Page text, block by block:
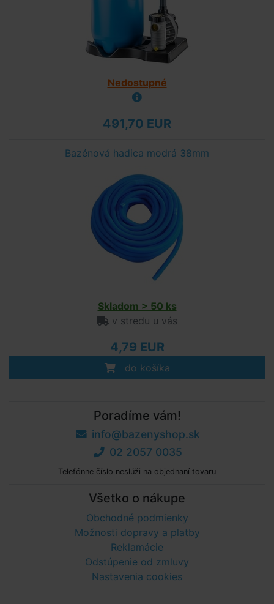
Nedostupné
491,70 EUR
Bazénová hadica modrá 38mm
Skladom > 50 ks
v stredu u vás
4,79 EUR
do košíka
Poradíme vám!
info@bazenyshop.sk
02 2057 0035
Telefónne číslo neslúži na objednaní tovaru
Všetko o nákupe
Obchodné podmienky
Možnosti dopravy a platby
Reklamácie
Odstúpenie od zmluvy
Nastavenia cookies